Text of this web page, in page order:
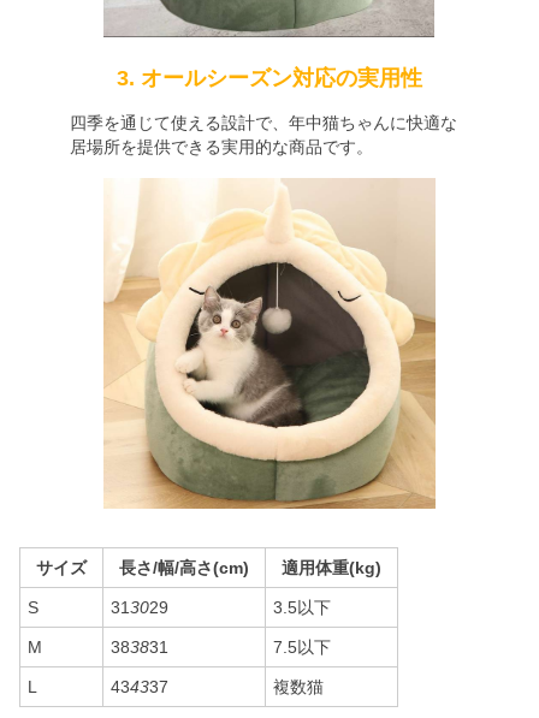
3. オールシーズン対応の実用性
四季を通じて使える設計で、年中猫ちゃんに快適な
居場所を提供できる実用的な商品です。
サイズ 長さ/幅/高さ(cm) 適用体重(kg)
S 313029 3.5以下
M 383831 7.5以下
L 434337 複数猫